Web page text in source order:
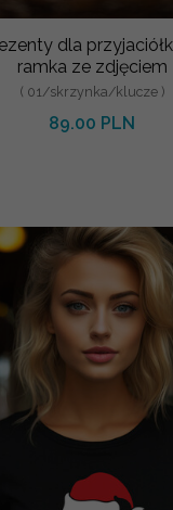
dla
ramka ze zdjęciem
( 01/skrzynka/klucze )
89.00 PLN